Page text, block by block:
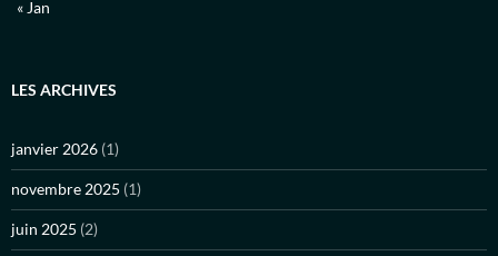
« Jan
LES ARCHIVES
janvier 2026 (1)
novembre 2025 (1)
juin 2025 (2)